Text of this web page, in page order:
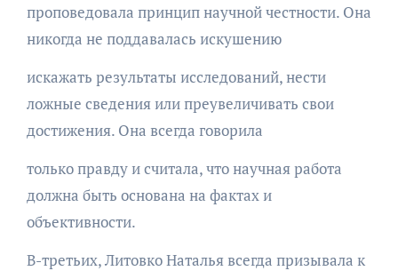
проповедовала принцип научной честности. Она
никогда не поддавалась искушению
искажать результаты исследований, нести
ложные сведения или преувеличивать свои
достижения. Она всегда говорила
только правду и считала, что научная работа
должна быть основана на фактах и
объективности.
В-третьих, Литовко Наталья всегда призывала к